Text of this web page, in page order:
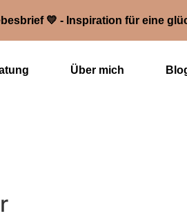
💛 - Inspiration für eine
Über mich